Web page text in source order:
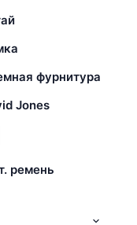
фурнитура
Jones
ремень